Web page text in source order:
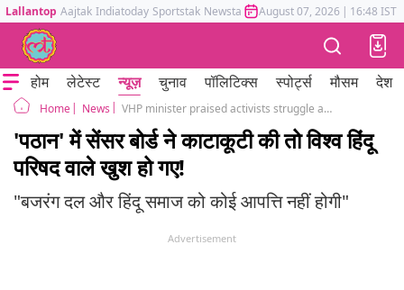
Lallantop Aajtak Indiatoday Sportstak Newstak Mumbai Tak Astrotak
August 07, 2026 | 16:48 IST
होम लेटेस्ट न्यूज़ चुनाव पॉलिटिक्स स्पोर्ट्स मौसम देश
Home News VHP minister praised activists struggle after censor board action on pathan
'पठान' में सेंसर बोर्ड ने काटाकूटी की तो विश्व हिंदू
परिषद वाले खुश हो गए!
"बजरंग दल और हिंदू समाज को कोई आपत्ति नहीं होगी"
Advertisement